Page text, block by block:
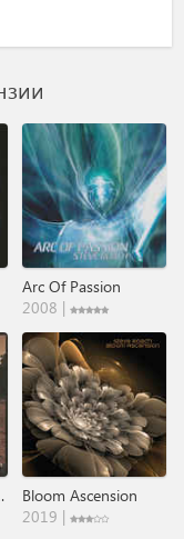
Arc Of Passion
2008 |
Bloom Ascension
2019 |